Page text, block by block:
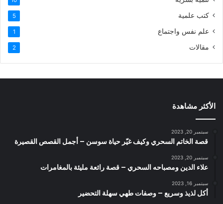
كتب علمية 5
علم نفس واجتماع 1
مقالات 2
الأكثر مشاهدة
سبتمبر 20, 2023
قصة الخاتم السحري وكيف غيّر حياة سوسن – أجمل القصص القصيرة
سبتمبر 20, 2023
علاء الدين ومصباحه السحري – قصة رائعة مليئة بالمغامرات
سبتمبر 16, 2023
أكل لذيذ وسريع – وصفات طهي سهلة التحضير